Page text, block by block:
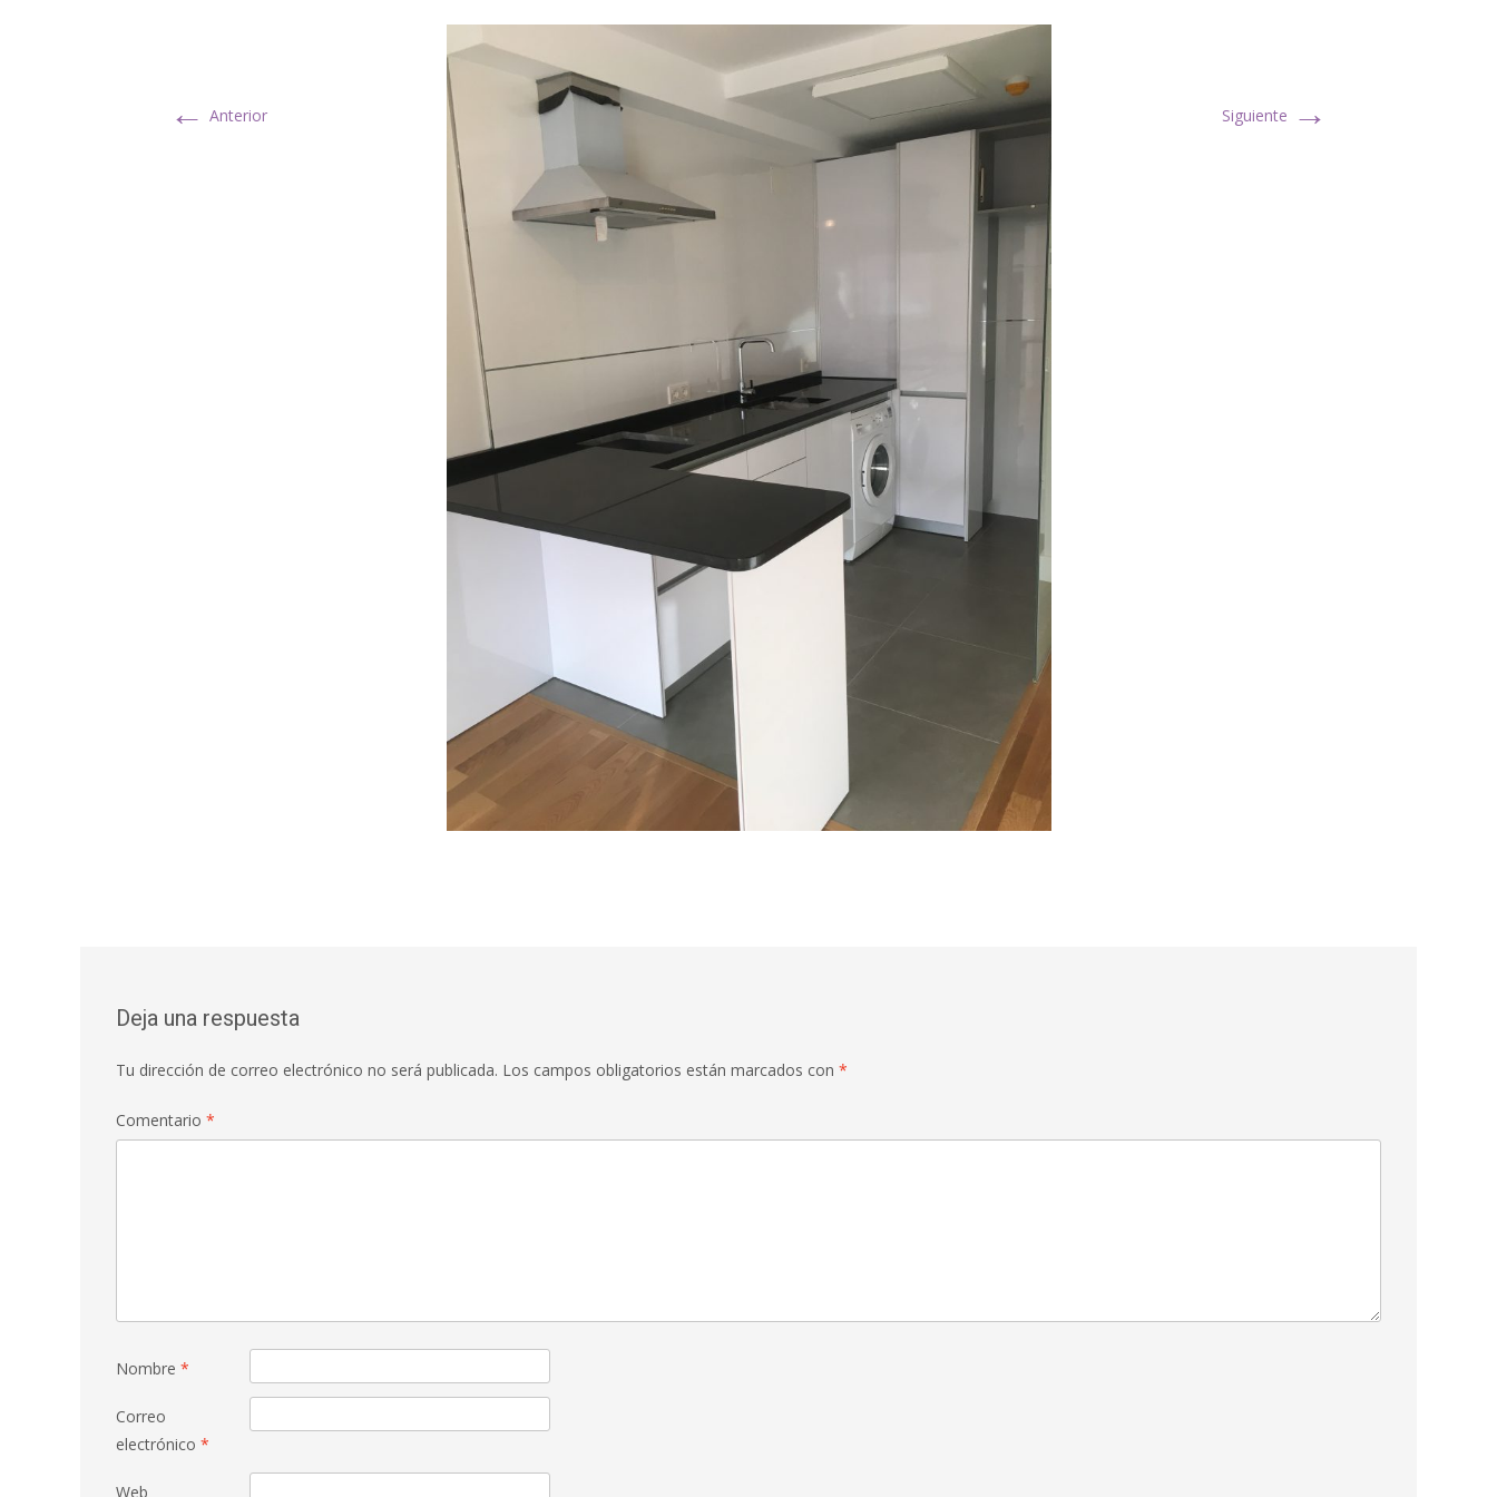
← Anterior Siguiente →
Deja una respuesta
Tu dirección de correo electrónico no será publicada. Los campos obligatorios están marcados con *
Comentario *
Nombre *
Correo
electrónico *
Web